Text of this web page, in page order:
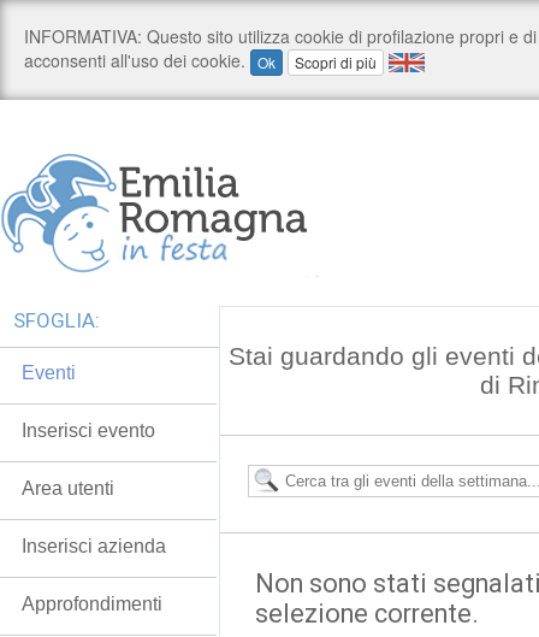
Stai guardando gli eventi
di
Non sono stati
selezione corrente.
SFOGLIA:
Eventi
Inserisci evento
Area utenti
Inserisci azienda
Approfondimenti